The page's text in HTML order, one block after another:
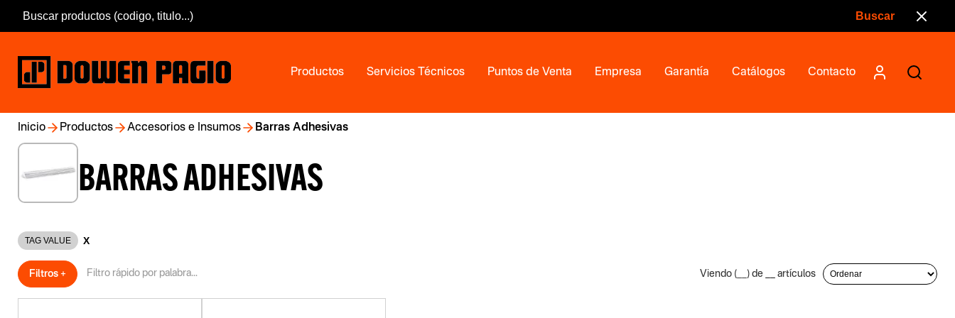
Productos Servicios Técnicos Puntos de Venta Empresa Garantía Catálogos Contacto
Inicio Productos Accesorios e Insumos Barras Adhesivas
BARRAS ADHESIVAS
TAG VALUE X
Filtros + Viendo ( ) de artículos